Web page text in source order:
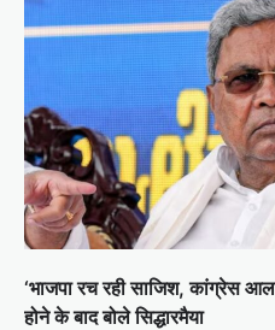
‘भाजपा रच रही साजिश, कांग्रेस
होने के बाद बोले सिद्धारमैया